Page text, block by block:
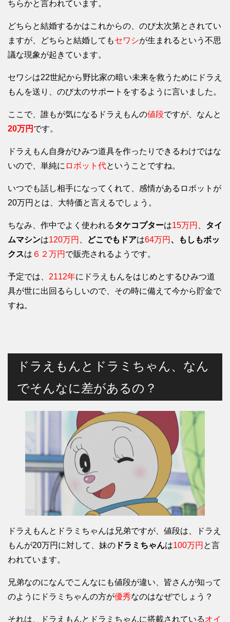
ちらかと言われています。
どちらと結婚するかはこれからの、のび太次第とされてい
ますが、どちらと結婚してもセワシが生まれるという不思
議な現象が起きています。
セワシは22世紀から野比家の暗い未来を救うためにドラえ
もんを送り、のび太のサポートをするように言いました。
ここで、誰もが気になるドラえもんの値段ですが、なんと
20万円 です。
ドラえもん自身がひみつ道具を作ったりできるわけではな
いので、単純に ロボット代ということですね。
いつでも話し相手になってくれて、感情があるロボットが
20万円とは、大特価と言えるでしょう。
ちなみ、作中でよく使われるタケコプターは15万円
タイ
ムマシンは120万円 どこでもドアは64万円 、もしもボッ
クスは ６２万円 で販売されるようです。
予定では、 2112年にドラえもんをはじめとするひみつ道
具が世に出回るらしいので、その時に備えて今から貯金で
すね。
ドラえもんとドラミちゃん、なん
でそんなに差があるの？
ドラえもんとドラミちゃんは兄弟ですが、値段は、ドラえ
もんが20万円に対して、妹の ドラミちゃんは100万円 と言
われています。
兄弟なのになんでこんなにも値段が違い、皆さんが知って
のようにドラミちゃんの方が優秀なのはなぜでしょう？
それは、ドラえもんとドラミちゃんに搭載されているオイ